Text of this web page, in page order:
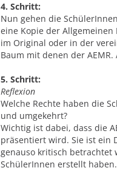
4. Schritt:
Nun gehen die
eine Kopie der Allgemeinen
im Original oder in der
Baum mit denen der
5. Schritt:
Reflexion
Welche Rechte haben die
und umgekehrt?
Wichtig ist dabei, dass die
präsentiert wird. Sie ist ein
genauso kritisch betrachtet
SchülerInnen erstellt haben.